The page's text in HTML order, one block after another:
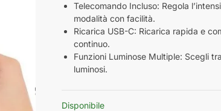
Telecomando Incluso: Regola
modalità con facilità.
Ricarica USB-C: Ricarica rapida e
continuo.
Funzioni Luminose Multiple: Scegli
luminosi.